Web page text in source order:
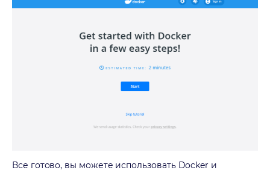
Все готово, вы можете использовать Docker и